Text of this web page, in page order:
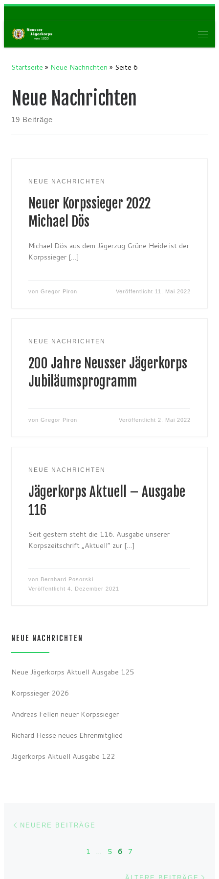
Startseite » Neue Nachrichten » Seite 6
Neue Nachrichten
19 Beiträge
NEUE NACHRICHTEN
Neuer Korpssieger 2022
Michael Dös
Michael Dös aus dem Jägerzug Grüne Heide ist der
Korpssieger […]
vonGregor Piron Veröffentlicht 11. Mai 2022
NEUE NACHRICHTEN
200 Jahre Neusser Jägerkorps
Jubiläumsprogramm
vonGregor Piron Veröffentlicht 2. Mai 2022
NEUE NACHRICHTEN
Jägerkorps Aktuell – Ausgabe
116
Seit gestern steht die 116. Ausgabe unserer
Korpszeitschrift „Aktuell“ zur […]
von Bernhard Posorski
Veröffentlicht4. Dezember 2021
NEUE NACHRICHTEN
Neue Jägerkorps Aktuell Ausgabe 125
Korpssieger 2026
Andreas Fellen neuer Korpssieger
Richard Hesse neues Ehrenmitglied
Jägerkorps Aktuell Ausgabe 122
Beitragsnavigation
NEUERE BEITRÄGE
1 … 5 6
7